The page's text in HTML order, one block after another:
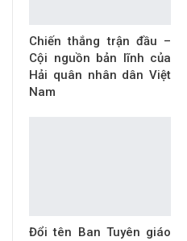
Chiến thắng trận đầu –
Cội nguồn bản lĩnh của
Hải quân nhân dân Việt
Nam
Đổi tên Ban Tuyên giáo